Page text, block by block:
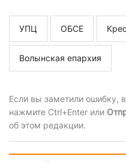
УПЦ ОБСЕ
Волынская епархия
Если вы заметили ошибку,
нажмите Ctrl+Enter или
об этом редакции.